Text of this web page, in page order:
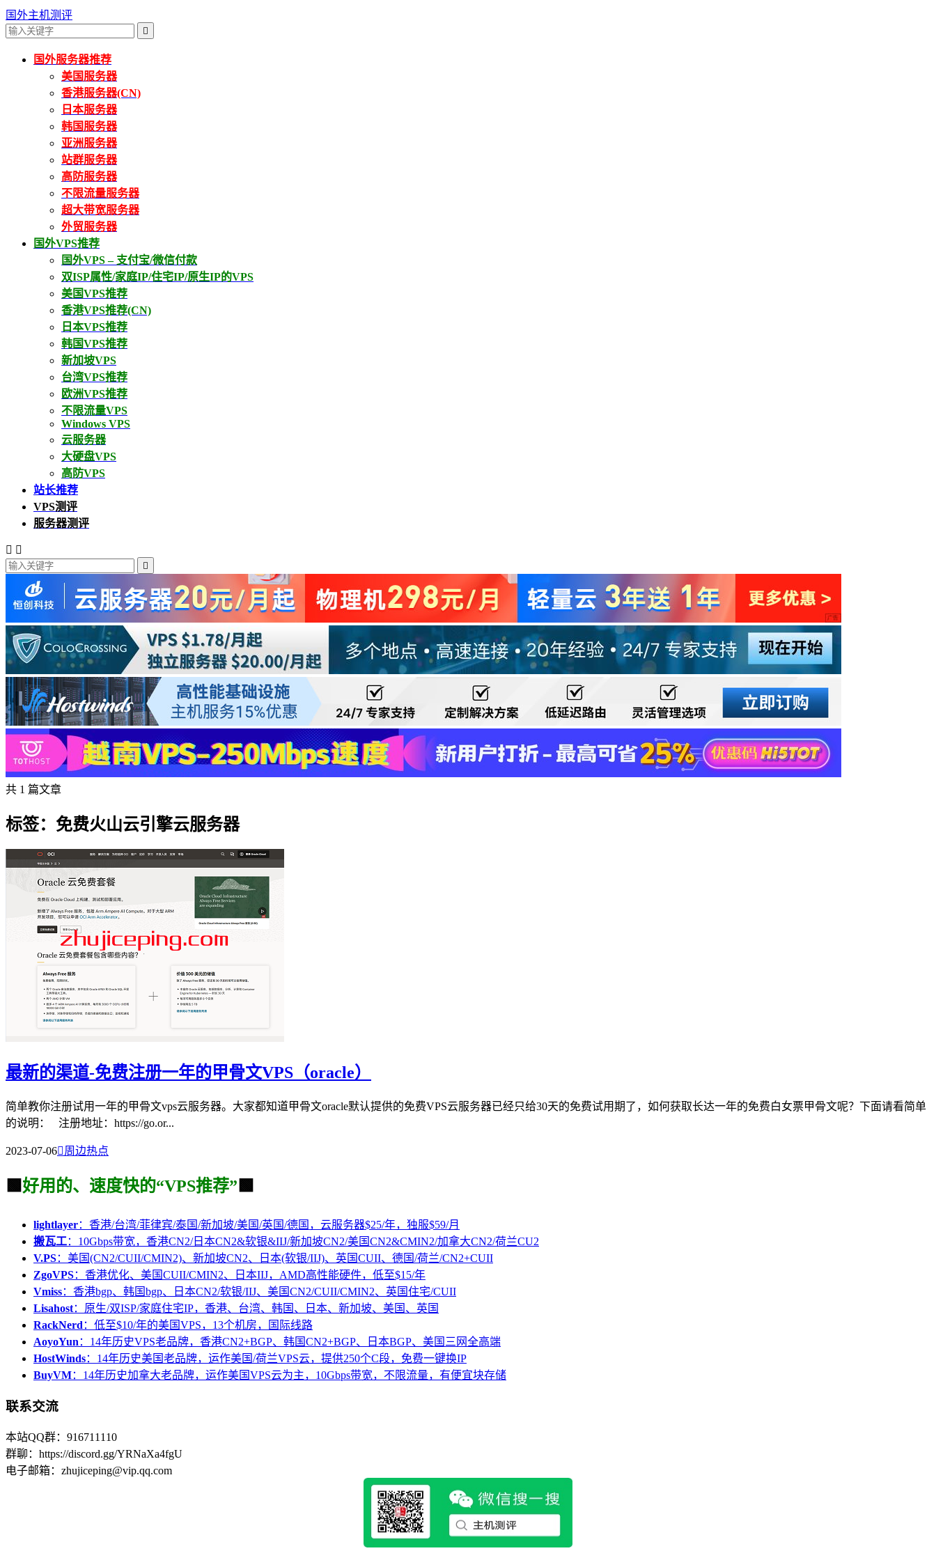
国外主机测评

国外服务器推荐
美国服务器
香港服务器(CN)
日本服务器
韩国服务器
亚洲服务器
站群服务器
高防服务器
不限流量服务器
超大带宽服务器
外贸服务器
国外VPS推荐
国外VPS – 支付宝/微信付款
双ISP属性/家庭IP/住宅IP/原生IP的VPS
美国VPS推荐
香港VPS推荐(CN)
日本VPS推荐
韩国VPS推荐
新加坡VPS
台湾VPS推荐
欧洲VPS推荐
不限流量VPS
Windows VPS
云服务器
大硬盘VPS
高防VPS
站长推荐
VPS测评
服务器测评
 

共 1 篇文章
标签：免费火山云引擎云服务器
最新的渠道-免费注册一年的甲骨文VPS（oracle）
简单教你注册试用一年的甲骨文vps云服务器。大家都知道甲骨文oracle默认提供的免费VPS云服务器已经只给30天的免费试用期了，如何获取长达一年的免费白女票甲骨文呢？下面请看简单
的说明： 注册地址：https://go.or...
2023-07-06周边热点
🟩 好用的、速度快的“VPS推荐” 🟩
lightlayer：香港/台湾/菲律宾/泰国/新加坡/美国/英国/德国，云服务器$25/年，独服$59/月
搬瓦工：10Gbps带宽，香港CN2/日本CN2&软银&IIJ/新加坡CN2/美国CN2&CMIN2/加拿大CN2/荷兰CU2
V.PS：美国(CN2/CUII/CMIN2)、新加坡CN2、日本(软银/IIJ)、英国CUII、德国/荷兰/CN2+CUII
ZgoVPS：香港优化、美国CUII/CMIN2、日本IIJ，AMD高性能硬件，低至$15/年
Vmiss：香港bgp、韩国bgp、日本CN2/软银/IIJ、美国CN2/CUII/CMIN2、英国住宅/CUII
Lisahost：原生/双ISP/家庭住宅IP，香港、台湾、韩国、日本、新加坡、美国、英国
RackNerd：低至$10/年的美国VPS，13个机房，国际线路
AoyoYun：14年历史VPS老品牌，香港CN2+BGP、韩国CN2+BGP、日本BGP、美国三网全高端
HostWinds：14年历史美国老品牌，运作美国/荷兰VPS云，提供250个C段，免费一键换IP
BuyVM：14年历史加拿大老品牌，运作美国VPS云为主，10Gbps带宽，不限流量，有便宜块存储
联系交流
本站QQ群：916711110
群聊：https://discord.gg/YRNaXa4fgU
电子邮箱：zhujiceping@vip.qq.com